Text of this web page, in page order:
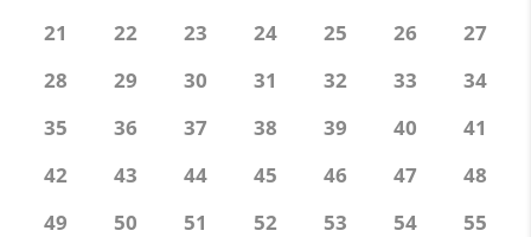
21
22 23 24 25 26
27
28
29 30 31 32 33
34
35
36 37 38 39 40
41
42
43 44 45 46 47
48
49
50 51 52 53 54
55